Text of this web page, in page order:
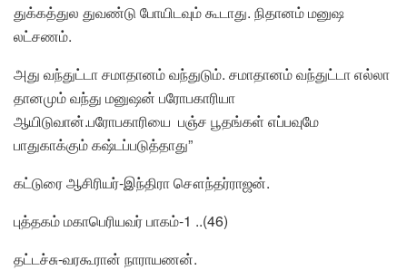
துக்கத்துல துவண்டு போயிடவும் கூடாது. நிதானம் மனுஷ
லட்சணம்.
அது வந்துட்டா சமாதானம் வந்துடும். சமாதானம் வந்துட்டா எல்லா
தானமும் வந்து மனுஷன் பரோபகாரியா
ஆயிடுவான்.பரோபகாரியை பஞ்ச பூதங்கள் எப்பவுமே
பாதுகாக்கும் கஷ்டப்படுத்தாது”
கட்டுரை ஆசிரியர்-இந்திரா சௌந்தர்ராஜன்.
புத்தகம் மகாபெரியவர் பாகம்-1 ..(46)
தட்டச்சு-வரகூரான் நாராயணன்.